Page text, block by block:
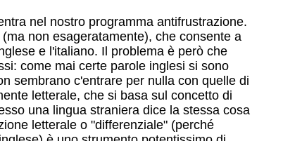
nel nostro programma antifrustrazione.
non esageratamente), che consente a
e l'italiano. Il problema è però che
come mai certe parole inglesi si sono
sembrano c'entrare per nulla con quelle di
letterale, che si basa sul concetto di
una lingua straniera dice la stessa cosa
letterale o "differenziale" (perché